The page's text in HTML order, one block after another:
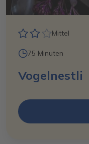
Mittel
75 Minuten
Vogelnestli